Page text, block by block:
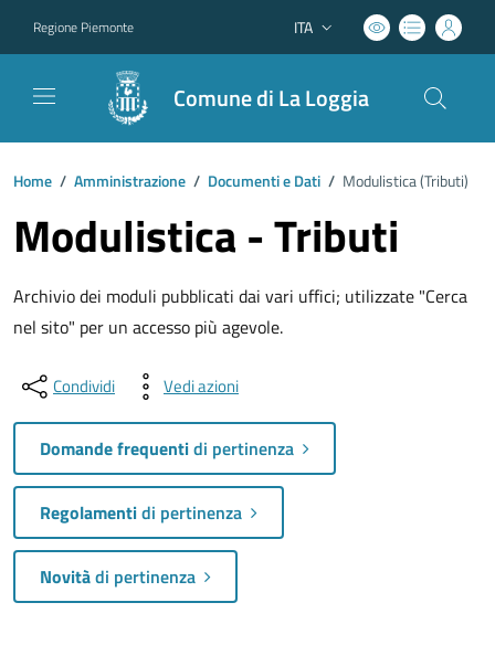
Regione Piemonte Lingua attiva:
ITA
Comune di La Loggia
Home / Amministrazione / Documenti e Dati / Modulistica (Tributi)
Modulistica - Tributi
Archivio dei moduli pubblicati dai vari uffici; utilizzate "Cerca
nel sito" per un accesso più agevole.
Condividi Vedi azioni
Domande frequentidi pertinenza
Regolamentidi pertinenza
Novitàdi pertinenza